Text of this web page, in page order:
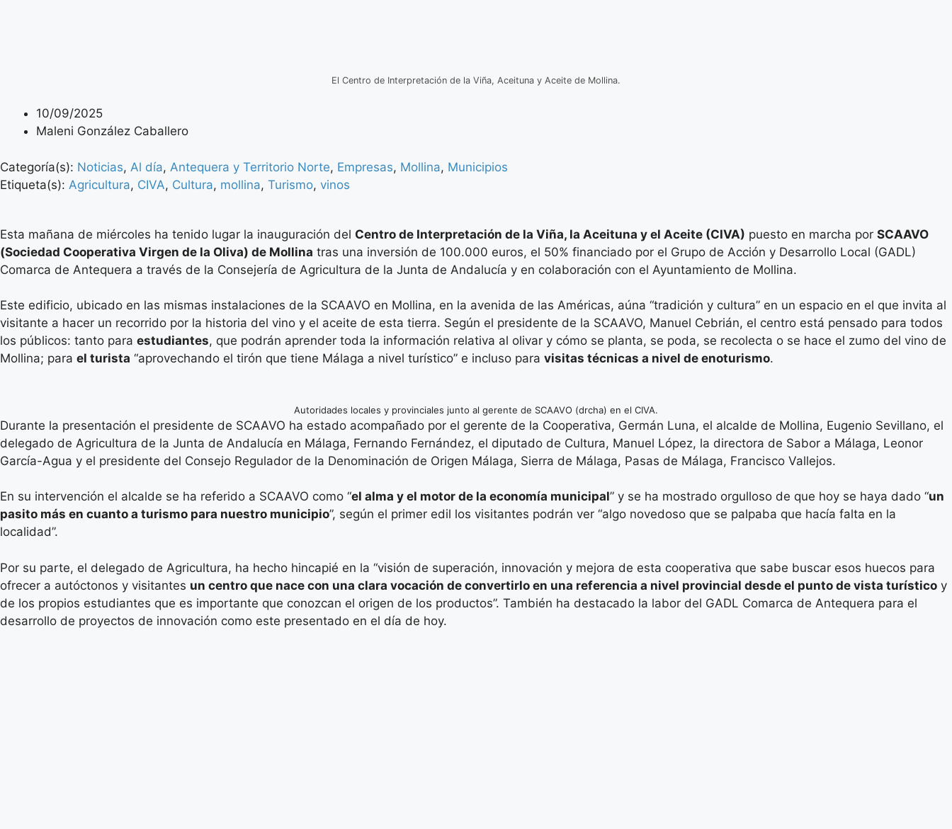
El Centro de Interpretación de la Viña, Aceituna y Aceite de Mollina.
10/09/2025
Maleni González Caballero
Categoría(s): Noticias, Al día, Antequera y Territorio Norte, Empresas, Mollina, Municipios
Etiqueta(s): Agricultura, CIVA, Cultura, mollina, Turismo, vinos
Esta mañana de miércoles ha tenido lugar la inauguración del Centro de Interpretación de la Viña, la Aceituna y el Aceite (CIVA) puesto en marcha por SCAAVO
(Sociedad Cooperativa Virgen de la Oliva) de Mollina tras una inversión de 100.000 euros, el 50% financiado por el Grupo de Acción y Desarrollo Local (GADL)
Comarca de Antequera a través de la Consejería de Agricultura de la Junta de Andalucía y en colaboración con el Ayuntamiento de Mollina.
Este edificio, ubicado en las mismas instalaciones de la SCAAVO en Mollina, en la avenida de las Américas, aúna “tradición y cultura” en un espacio en el que invita al
visitante a hacer un recorrido por la historia del vino y el aceite de esta tierra. Según el presidente de la SCAAVO, Manuel Cebrián, el centro está pensado para todos
los públicos: tanto para estudiantes, que podrán aprender toda la información relativa al olivar y cómo se planta, se poda, se recolecta o se hace el zumo del vino de
Mollina; para el turista “aprovechando el tirón que tiene Málaga a nivel turístico” e incluso para visitas técnicas a nivel de enoturismo.
Autoridades locales y provinciales junto al gerente de SCAAVO (drcha) en el CIVA.
Durante la presentación el presidente de SCAAVO ha estado acompañado por el gerente de la Cooperativa, Germán Luna, el alcalde de Mollina, Eugenio Sevillano, el
delegado de Agricultura de la Junta de Andalucía en Málaga, Fernando Fernández, el diputado de Cultura, Manuel López, la directora de Sabor a Málaga, Leonor
García-Agua y el presidente del Consejo Regulador de la Denominación de Origen Málaga, Sierra de Málaga, Pasas de Málaga, Francisco Vallejos.
En su intervención el alcalde se ha referido a SCAAVO como “el alma y el motor de la economía municipal” y se ha mostrado orgulloso de que hoy se haya dado “un
pasito más en cuanto a turismo para nuestro municipio”, según el primer edil los visitantes podrán ver “algo novedoso que se palpaba que hacía falta en la
localidad”.
Por su parte, el delegado de Agricultura, ha hecho hincapié en la “visión de superación, innovación y mejora de esta cooperativa que sabe buscar esos huecos para
ofrecer a autóctonos y visitantes un centro que nace con una clara vocación de convertirlo en una referencia a nivel provincial desde el punto de vista turístico y
de los propios estudiantes que es importante que conozcan el origen de los productos”. También ha destacado la labor del GADL Comarca de Antequera para el
desarrollo de proyectos de innovación como este presentado en el día de hoy.